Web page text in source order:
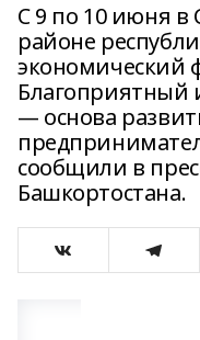
С 9 по 10 июня в
районе
экономический
Благоприятный
— основа
сообщили в
Башкортостана.